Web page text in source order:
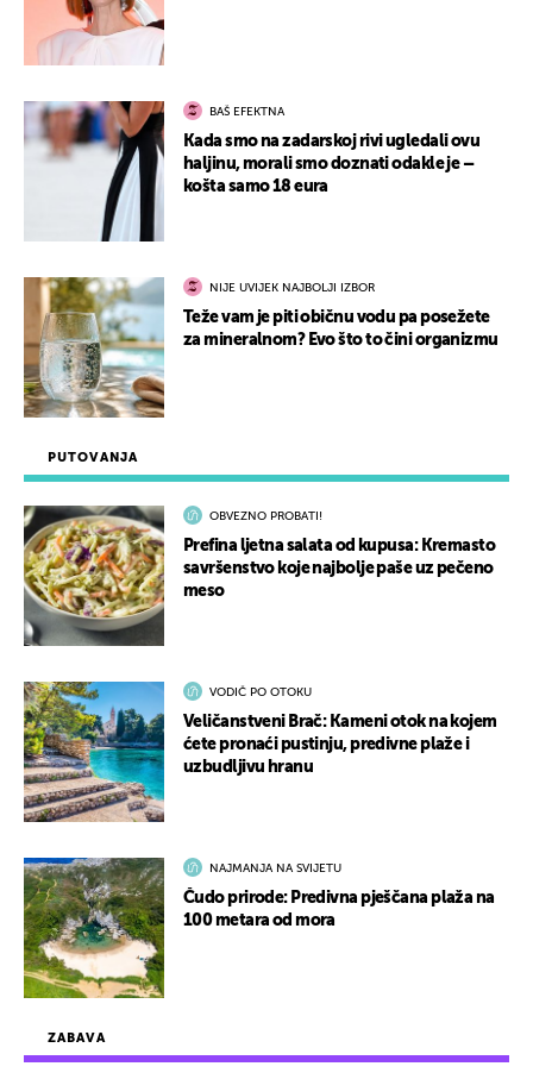
ZABAVA
PUTOVANJA
OBVEZNO PROBATI!
Prefina ljetna salata od kupusa: Kremasto
savršenstvo koje najbolje paše uz pečeno
meso
VODIČ PO OTOKU
Veličanstveni Brač: Kameni otok na kojem
ćete pronaći pustinju, predivne plaže i
uzbudljivu hranu
NAJMANJA NA SVIJETU
Čudo prirode: Predivna pješčana plaža na
100 metara od mora
BAŠ EFEKTNA
Kada smo na zadarskoj rivi ugledali ovu
haljinu, morali smo doznati odakle je –
košta samo 18 eura
NIJE UVIJEK NAJBOLJI IZBOR
Teže vam je piti običnu vodu pa posežete
za mineralnom? Evo što to čini organizmu